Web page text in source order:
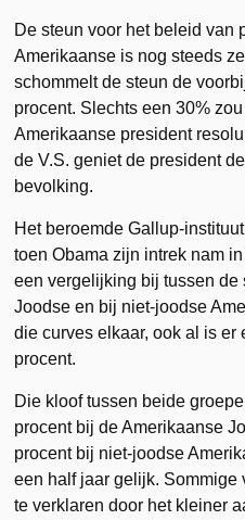
De steun voor het beleid van
Amerikaanse is nog steeds
schommelt de steun de
procent. Slechts een 30%
Amerikaanse president
de V.S. geniet de president
bevolking.
Het beroemde Gallup-
toen Obama zijn intrek nam
een vergelijking bij tussen de
Joodse en bij niet-joodse
die curves elkaar, ook al is er
procent.
Die kloof tussen beide
procent bij de Amerikaanse
procent bij niet-joodse
een half jaar gelijk.
te verklaren door het kleiner